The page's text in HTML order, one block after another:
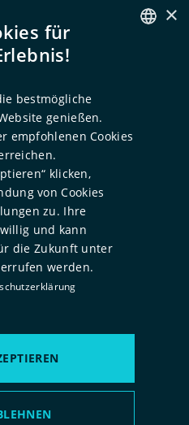
×
für
bestmögliche
genießen.
empfohlenen Cookies
klicken,
von Cookies
zu. Ihre
und kann
die Zukunft unter
werden.